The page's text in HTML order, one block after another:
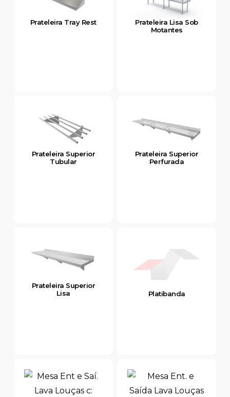
Prateleira Tray Rest
Prateleira Lisa Sob
Motantes
Prateleira Superior
Tubular
Prateleira Superior
Perfurada
Prateleira Superior
Lisa
Platibanda